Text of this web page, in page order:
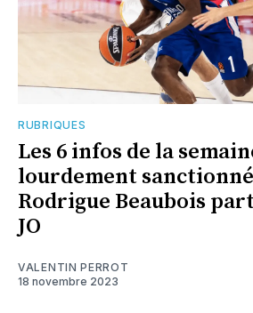
RUBRIQUES
Les 6 infos de la
lourdement
Rodrigue Beaubois
JO
VALENTIN PERROT
18 novembre 2023